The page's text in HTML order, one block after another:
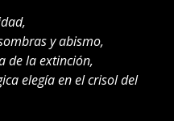
y abismo,
de la extinción,
elegía en el crisol del